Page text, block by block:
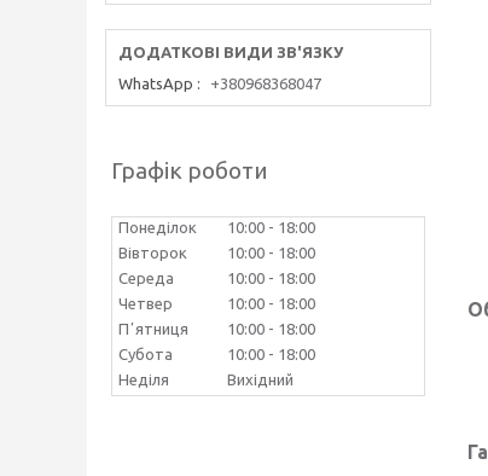
WhatsApp +380968368047
Графік роботи
Понеділок 10:00
18:00
Вівторок
10:00
18:00
Середа
10:00
18:00
Четвер
10:00
18:00
Пʼятниця
10:00
18:00
Субота
10:00
18:00
Неділя
Вихідний